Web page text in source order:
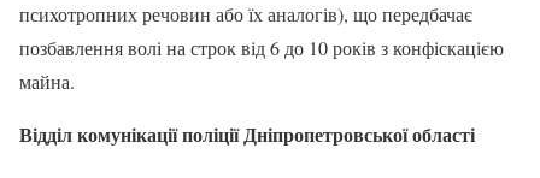
психотропних речовин або їх аналогів), що передбачає
позбавлення волі на строк від 6 до 10 років з конфіскацією
майна.
Відділ комунікації поліції Дніпропетровської області